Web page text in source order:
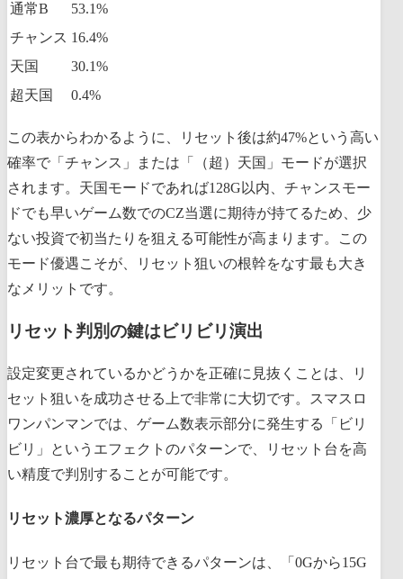
通常B
53.1%
チャンス 16.4%
天国
30.1%
超天国
0.4%
この表からわかるように、リセット後は約47%という高い
確率で「チャンス」または「（超）天国」モードが選択
されます。天国モードであれば128G以内、チャンスモー
ドでも早いゲーム数でのCZ当選に期待が持てるため、少
ない投資で初当たりを狙える可能性が高まります。この
モード優遇こそが、リセット狙いの根幹をなす最も大き
なメリットです。
リセット判別の鍵はビリビリ演出
設定変更されているかどうかを正確に見抜くことは、リ
セット狙いを成功させる上で非常に大切です。スマスロ
ワンパンマンでは、ゲーム数表示部分に発生する「ビリ
ビリ」というエフェクトのパターンで、リセット台を高
い精度で判別することが可能です。
リセット濃厚となるパターン
リセット台で最も期待できるパターンは、「0Gから15G